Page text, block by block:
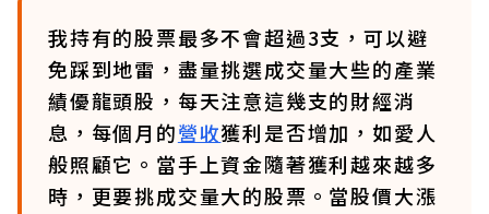
我持有的股票最多不會超過3支，可以避
免踩到地雷，盡量挑選成交量大些的產業
績優龍頭股，每天注意這幾支的財經消
息，每個月的營收獲利是否增加，如愛人
般照顧它。當手上資金隨著獲利越來越多
時，更要挑成交量大的股票。當股價大漲